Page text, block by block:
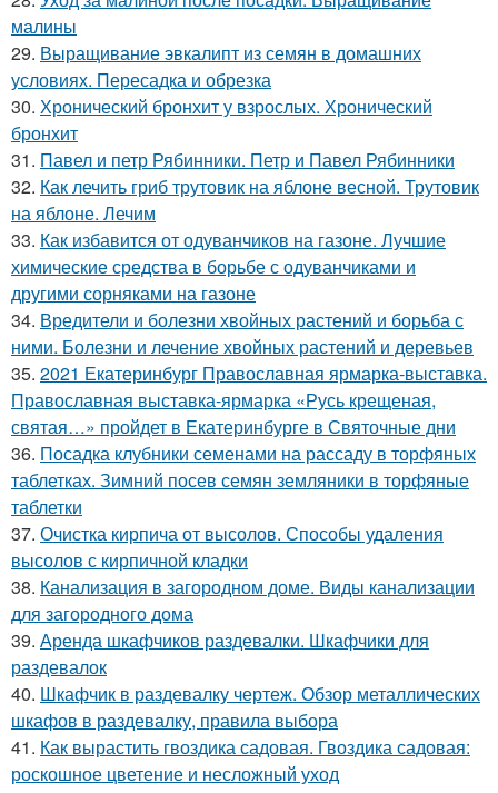
малины
29. Выращивание эвкалипт из семян в домашних
условиях. Пересадка и обрезка
30. Хронический бронхит у взрослых. Хронический
бронхит
31. Павел и петр Рябинники. Петр и Павел Рябинники
32. Как лечить гриб трутовик на яблоне весной. Трутовик
на яблоне. Лечим
33. Как избавится от одуванчиков на газоне. Лучшие
химические средства в борьбе с одуванчиками и
другими сорняками на газоне
34. Вредители и болезни хвойных растений и борьба с
ними. Болезни и лечение хвойных растений и деревьев
35. 2021 Екатеринбург Православная ярмарка-выставка.
Православная выставка-ярмарка «Русь крещеная,
святая…» пройдет в Екатеринбурге в Святочные дни
36. Посадка клубники семенами на рассаду в торфяных
таблетках. Зимний посев семян земляники в торфяные
таблетки
37. Очистка кирпича от высолов. Способы удаления
высолов с кирпичной кладки
38. Канализация в загородном доме. Виды канализации
для загородного дома
39. Аренда шкафчиков раздевалки. Шкафчики для
раздевалок
40. Шкафчик в раздевалку чертеж. Обзор металлических
шкафов в раздевалку, правила выбора
41. Как вырастить гвоздика садовая. Гвоздика садовая:
роскошное цветение и несложный уход